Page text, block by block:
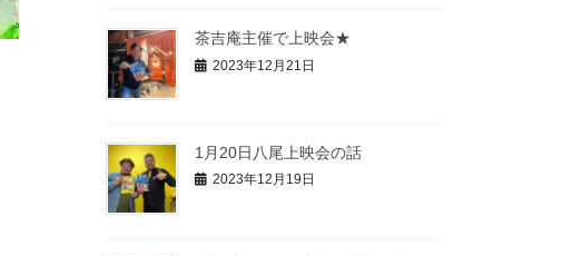
茶吉庵主催で上映会★
2023年12月21日
1月20日八尾上映会の話
2023年12月19日